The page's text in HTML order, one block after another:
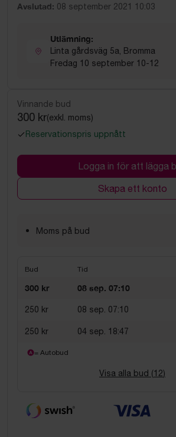
Avslutad: 08 september 2021 10:03
Utlämning:
Linta gårdsväg 5a, Bromma
Fredag 10 september 10-12
Vinnande bud
300 kr(exkl. moms)
Reservationspris uppnått
Logga in för att lägga
Skapa ett konto
Moms på bud
Bud Tid
300 kr 08 sep. 07:10
250 kr 08 sep. 07:10
250 kr 04 sep. 18:47
= Autobud
Visa alla bud (12)